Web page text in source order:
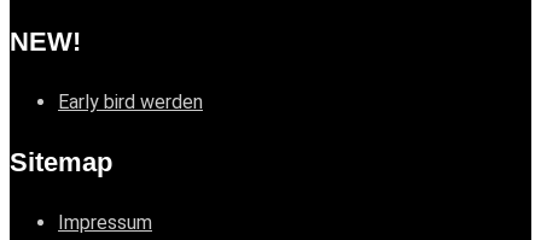
NEW!
Early bird werden
Sitemap
Impressum